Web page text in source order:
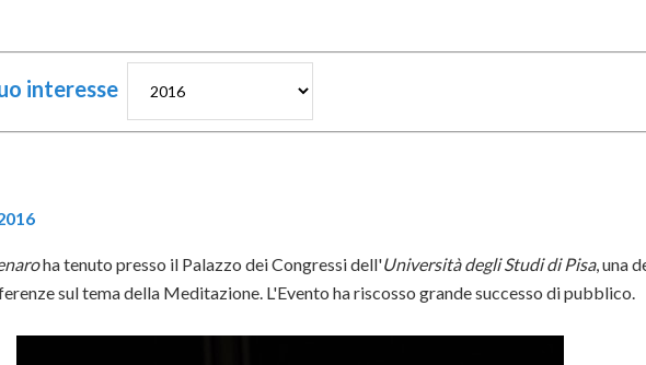
interesse
ha tenuto presso il Palazzo dei Congressi dell'Università degli Studi di Pisa, una
sul tema della Meditazione. L'Evento ha riscosso grande successo di pubblico.